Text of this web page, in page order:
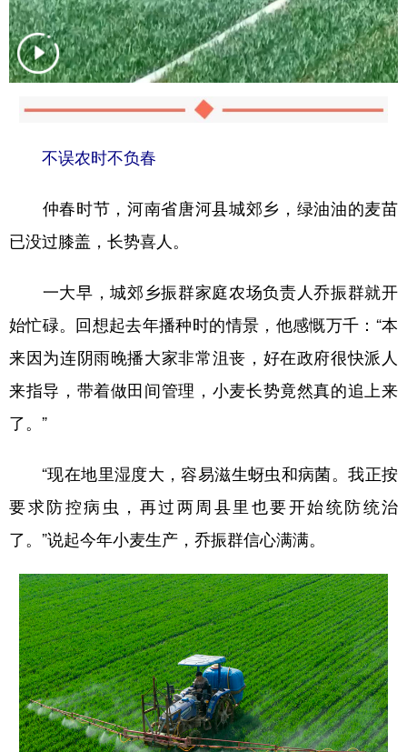
不误农时不负春
仲春时节，河南省唐河县城郊乡，绿油油的麦苗
已没过膝盖，长势喜人。
一大早，城郊乡振群家庭农场负责人乔振群就开
始忙碌。回想起去年播种时的情景，他感慨万千：“本
来因为连阴雨晚播大家非常沮丧，好在政府很快派人
来指导，带着做田间管理，小麦长势竟然真的追上来
了。”
“现在地里湿度大，容易滋生蚜虫和病菌。我正按
要求防控病虫，再过两周县里也要开始统防统治
了。”说起今年小麦生产，乔振群信心满满。